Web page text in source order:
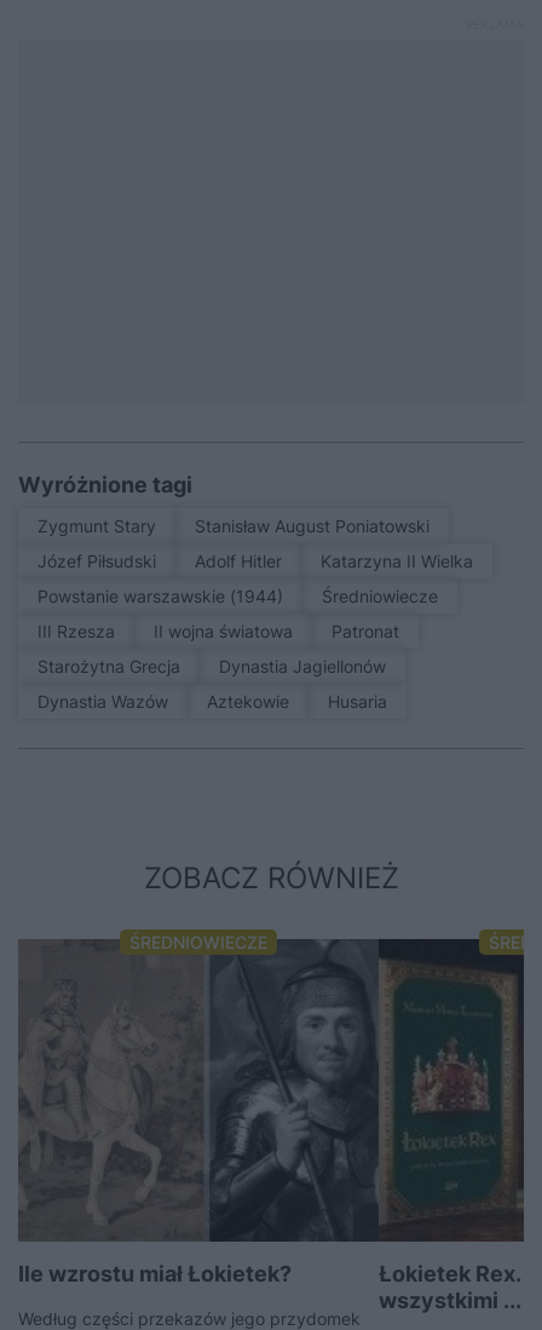
Wyróżnione tagi
Zygmunt Stary
Stanisław August Poniatowski
Józef Piłsudski
Adolf Hitler
Katarzyna II Wielka
Powstanie warszawskie (1944)
średniowiecze
III Rzesza
II wojna światowa
patronat
Starożytna Grecja
Dynastia Jagiellonów
Dynastia Wazów
Aztekowie Husaria
ZOBACZ RÓWNIEŻ
ŚREDNIOWIECZE
Ile wzrostu miał Łokietek?
Według części przekazów jego przydomek
Łokietek Rex.
wszystkimi ...